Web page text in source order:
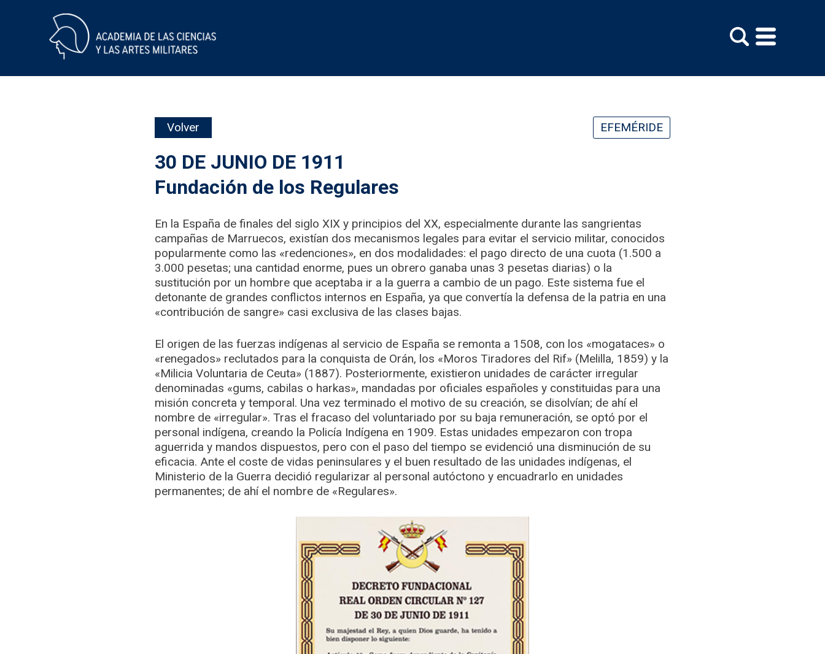
Volver EFEMÉRIDE
30 DE JUNIO DE 1911
Fundación de los Regulares
En la España de finales del siglo XIX y principios del XX, especialmente durante las sangrientas
campañas de Marruecos, existían dos mecanismos legales para evitar el servicio militar, conocidos
popularmente como las «redenciones», en dos modalidades: el pago directo de una cuota (1.500 a
3.000 pesetas; una cantidad enorme, pues un obrero ganaba unas 3 pesetas diarias) o la
sustitución por un hombre que aceptaba ir a la guerra a cambio de un pago. Este sistema fue el
detonante de grandes conflictos internos en España, ya que convertía la defensa de la patria en una
«contribución de sangre» casi exclusiva de las clases bajas.
El origen de las fuerzas indígenas al servicio de España se remonta a 1508, con los «mogataces» o
«renegados» reclutados para la conquista de Orán, los «Moros Tiradores del Rif» (Melilla, 1859) y la
«Milicia Voluntaria de Ceuta» (1887). Posteriormente, existieron unidades de carácter irregular
denominadas «gums, cabilas o harkas», mandadas por oficiales españoles y constituidas para una
misión concreta y temporal. Una vez terminado el motivo de su creación, se disolvían; de ahí el
nombre de «irregular». Tras el fracaso del voluntariado por su baja remuneración, se optó por el
personal indígena, creando la Policía Indígena en 1909. Estas unidades empezaron con tropa
aguerrida y mandos dispuestos, pero con el paso del tiempo se evidenció una disminución de su
eficacia. Ante el coste de vidas peninsulares y el buen resultado de las unidades indígenas, el
Ministerio de la Guerra decidió regularizar al personal autóctono y encuadrarlo en unidades
permanentes; de ahí el nombre de «Regulares».